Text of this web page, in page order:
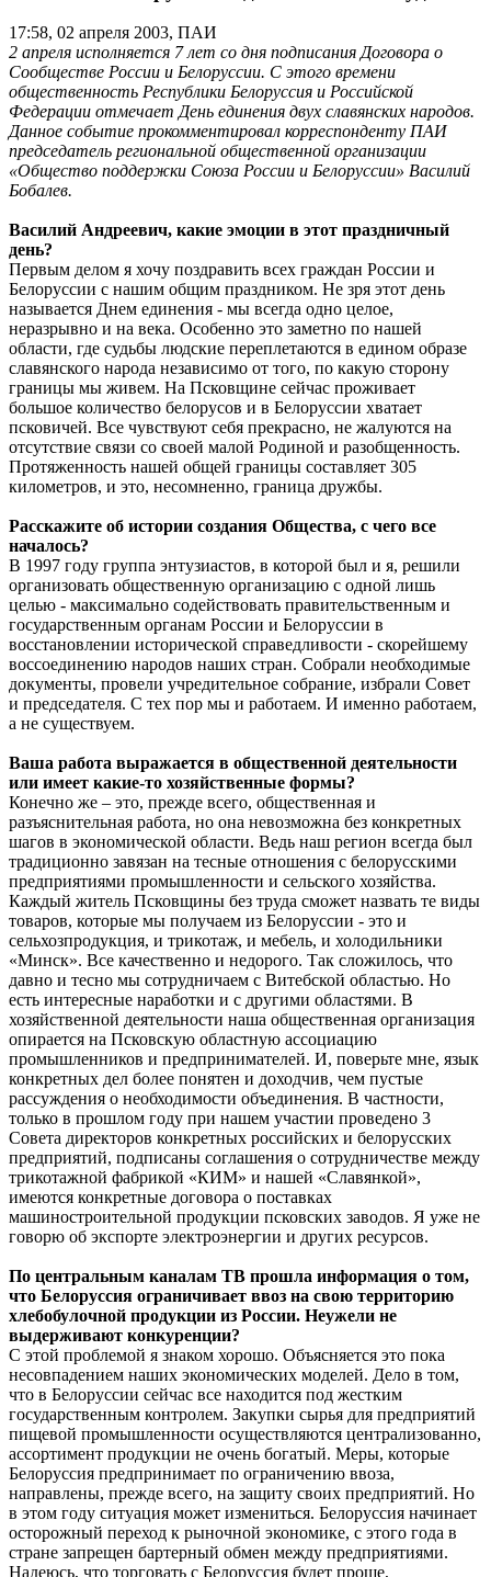
17:58, 02 апреля 2003, ПАИ
2 апреля исполняется 7 лет со дня подписания Договора о
Сообществе России и Белоруссии. С этого времени
общественность Республики Белоруссия и Российской
Федерации отмечает День единения двух славянских народов.
Данное событие прокомментировал корреспонденту ПАИ
председатель региональной общественной организации
«Общество поддержки Союза России и Белоруссии» Василий
Бобалев.
Василий Андреевич, какие эмоции в этот праздничный
день?
Первым делом я хочу поздравить всех граждан России и
Белоруссии с нашим общим праздником. Не зря этот день
называется Днем единения - мы всегда одно целое,
неразрывно и на века. Особенно это заметно по нашей
области, где судьбы людские переплетаются в едином образе
славянского народа независимо от того, по какую сторону
границы мы живем. На Псковщине сейчас проживает
большое количество белорусов и в Белоруссии хватает
псковичей. Все чувствуют себя прекрасно, не жалуются на
отсутствие связи со своей малой Родиной и разобщенность.
Протяженность нашей общей границы составляет 305
километров, и это, несомненно, граница дружбы.
Расскажите об истории создания Общества, с чего все
началось?
В 1997 году группа энтузиастов, в которой был и я, решили
организовать общественную организацию с одной лишь
целью - максимально содействовать правительственным и
государственным органам России и Белоруссии в
восстановлении исторической справедливости - скорейшему
воссоединению народов наших стран. Собрали необходимые
документы, провели учредительное собрание, избрали Совет
и председателя. С тех пор мы и работаем. И именно работаем,
а не существуем.
Ваша работа выражается в общественной деятельности
или имеет какие-то хозяйственные формы?
Конечно же – это, прежде всего, общественная и
разъяснительная работа, но она невозможна без конкретных
шагов в экономической области. Ведь наш регион всегда был
традиционно завязан на тесные отношения с белорусскими
предприятиями промышленности и сельского хозяйства.
Каждый житель Псковщины без труда сможет назвать те виды
товаров, которые мы получаем из Белоруссии - это и
сельхозпродукция, и трикотаж, и мебель, и холодильники
«Минск». Все качественно и недорого. Так сложилось, что
давно и тесно мы сотрудничаем с Витебской областью. Но
есть интересные наработки и с другими областями. В
хозяйственной деятельности наша общественная организация
опирается на Псковскую областную ассоциацию
промышленников и предпринимателей. И, поверьте мне, язык
конкретных дел более понятен и доходчив, чем пустые
рассуждения о необходимости объединения. В частности,
только в прошлом году при нашем участии проведено 3
Совета директоров конкретных российских и белорусских
предприятий, подписаны соглашения о сотрудничестве между
трикотажной фабрикой «КИМ» и нашей «Славянкой»,
имеются конкретные договора о поставках
машиностроительной продукции псковских заводов. Я уже не
говорю об экспорте электроэнергии и других ресурсов.
По центральным каналам ТВ прошла информация о том,
что Белоруссия ограничивает ввоз на свою территорию
хлебобулочной продукции из России. Неужели не
выдерживают конкуренции?
С этой проблемой я знаком хорошо. Объясняется это пока
несовпадением наших экономических моделей. Дело в том,
что в Белоруссии сейчас все находится под жестким
государственным контролем. Закупки сырья для предприятий
пищевой промышленности осуществляются централизованно,
ассортимент продукции не очень богатый. Меры, которые
Белоруссия предпринимает по ограничению ввоза,
направлены, прежде всего, на защиту своих предприятий. Но
в этом году ситуация может измениться. Белоруссия начинает
осторожный переход к рыночной экономике, с этого года в
стране запрещен бартерный обмен между предприятиями.
Надеюсь, что торговать с Белоруссия будет проще,